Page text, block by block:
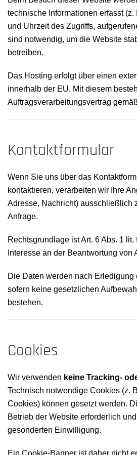
technische Informationen erfasst
und Uhrzeit des Zugriffs,
sind notwendig, um die Website
betreiben.
Das Hosting erfolgt über einen
innerhalb der EU. Mit diesem
Auftragsverarbeitungsvertrag
Kontaktformular
Wenn Sie uns über das
kontaktieren, verarbeiten wir Ihre
Adresse, Nachricht) ausschließlich
Anfrage.
Rechtsgrundlage ist Art. 6 Abs. 1
Interesse an der Beantwortung von
Die Daten werden nach Erledigung
sofern keine gesetzlichen
bestehen.
Cookies
Wir verwenden keine Tracking-
Technisch notwendige Cookies (z.
Cookies) können gesetzt werden.
Betrieb der Website erforderlich
gesonderten Einwilligung.
Ein Cookie-Banner ist daher nicht